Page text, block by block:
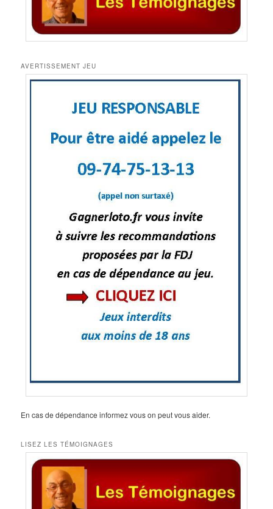
AVERTISSEMENT JEU
En cas de dépendance informez vous on peut vous aider.
LISEZ LES TÉMOIGNAGES